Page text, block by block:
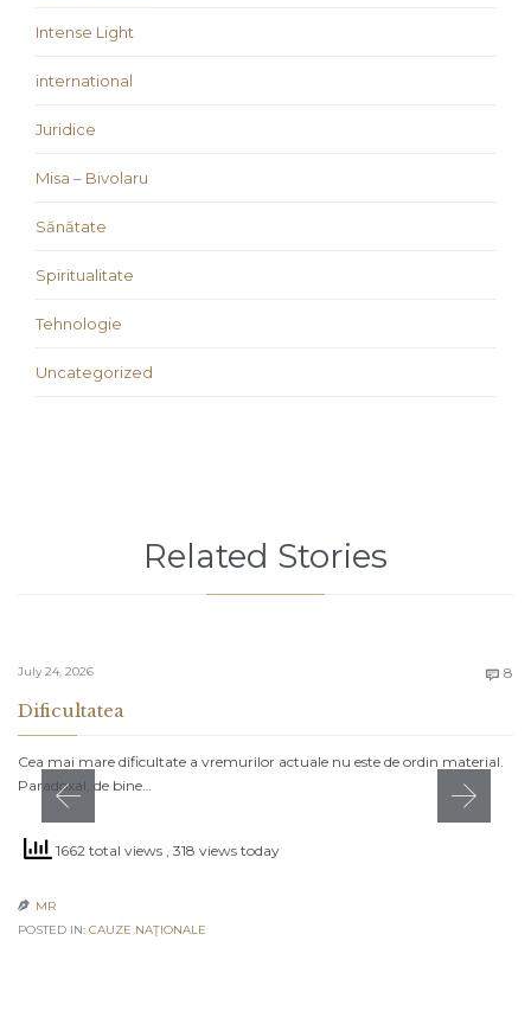
Intense Light
international
Juridice
Misa – Bivolaru
Sănătate
Spiritualitate
Tehnologie
Uncategorized
Related Stories
July 24, 2026  8
Dificultatea
Cea mai mare dificultate a vremurilor actuale nu este de ordin material.
Paradoxal, de bine…
1662 total views , 318 views today
 MR
POSTED IN: CAUZE NAŢIONALE